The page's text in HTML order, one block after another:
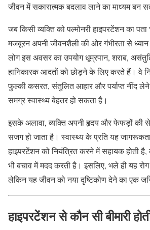
जीवन में सकारात्मक बदलाव लाने का माध्यम बन
जब किसी व्यक्ति को पल्मोनरी हाइपरटेंशन का
मजबूरन अपनी जीवनशैली की ओर गंभीरता से
लोग इस अवसर का उपयोग धूम्रपान, शराब,
हानिकारक आदतों को छोड़ने के लिए करते हैं। वे
फुल्की कसरत, संतुलित आहार और पर्याप्त नींद
समग्र स्वास्थ्य बेहतर हो सकता है।
इसके अलावा, व्यक्ति अपनी हृदय और फेफड़ों की
सजग हो जाता है। स्वास्थ्य के प्रति यह
हाइपरटेंशन को नियंत्रित करने में सहायक होती है,
भी बचाव में मदद करती है। इसलिए, भले ही यह
लेकिन यह जीवन को नया दृष्टिकोण देने का एक
हाइपरटेंशन से कौन सी बीमारी